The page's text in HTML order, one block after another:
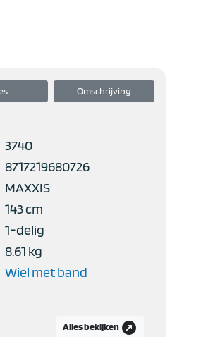
Omschrijving
3740
8717219680726
MAXXIS
143 cm
1-delig
8.61 kg
Wiel met band
Alles bekijken outbound